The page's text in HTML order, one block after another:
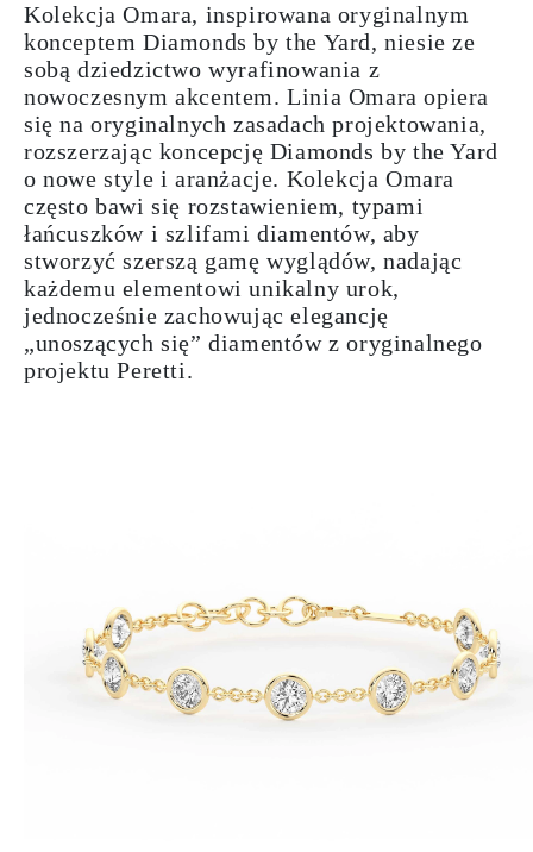
Kolekcja Omara, inspirowana oryginalnym
konceptem Diamonds by the Yard, niesie ze
sobą dziedzictwo wyrafinowania z
nowoczesnym akcentem. Linia Omara opiera
się na oryginalnych zasadach projektowania,
rozszerzając koncepcję Diamonds by the Yard
o nowe style i aranżacje. Kolekcja Omara
często bawi się rozstawieniem, typami
łańcuszków i szlifami diamentów, aby
stworzyć szerszą gamę wyglądów, nadając
każdemu elementowi unikalny urok,
jednocześnie zachowując elegancję
„unoszących się” diamentów z oryginalnego
projektu Peretti.